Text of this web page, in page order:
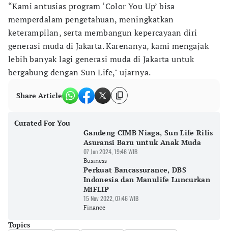
“Kami antusias program ‘Color You Up’ bisa
memperdalam pengetahuan, meningkatkan
keterampilan, serta membangun kepercayaan diri
generasi muda di Jakarta. Karenanya, kami mengajak
lebih banyak lagi generasi muda di Jakarta untuk
bergabung dengan Sun Life," ujarnya.
Share Article
Curated For You
Gandeng CIMB Niaga, Sun Life Rilis
Asuransi Baru untuk Anak Muda
07 Jun 2024, 19:46 WIB
Business
Perkuat Bancassurance, DBS
Indonesia dan Manulife Luncurkan
MiFLIP
15 Nov 2022, 07:46 WIB
Finance
Topics